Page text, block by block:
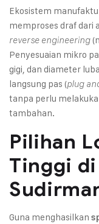
Ekosistem
memproses draf dari
reverse engineering
Penyesuaian mikro
gigi, dan diameter
langsung pas (plug
tanpa perlu
tambahan.
Pilihan
Tinggi
Guna menghasilkan